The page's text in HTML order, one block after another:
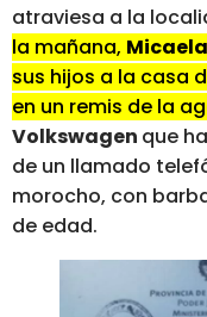
atraviesa a la
la mañana,
sus hijos a la casa
en un remis de la
Volkswagen que
de un llamado
morocho, con
de edad.